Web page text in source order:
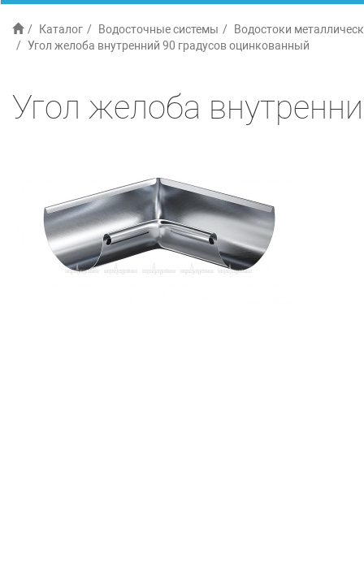
Каталог Водосточные системы
Водостоки
Угол желоба внутренний 90 градусов оцинкованный
Угол желоба